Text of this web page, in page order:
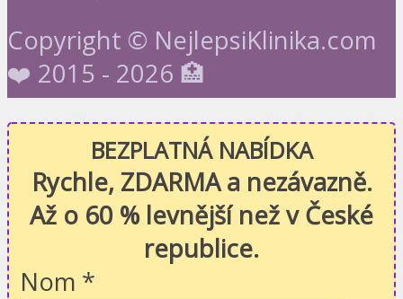
Copyright © NejlepsiKlinika.com
❤️ 2015 - 2026 🏥
BEZPLATNÁ NABÍDKA
Rychle, ZDARMA a nezávazně.
Až o 60 % levnější než v České
republice.
Nom *